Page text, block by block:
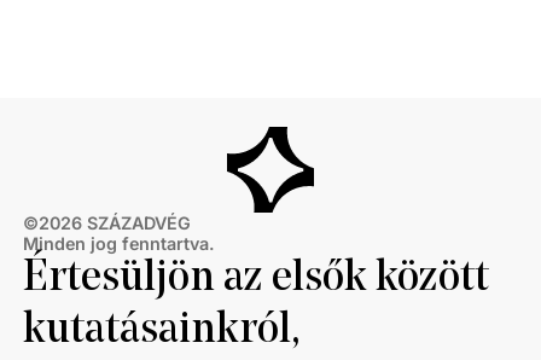
©2026 SZÁZADVÉG
Minden jog fenntartva.
Értesüljön az elsők között
kutatásainkról,